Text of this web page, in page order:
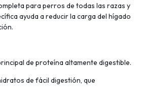
para perros de todas las razas y
ayuda a reducir la carga del hígado
de proteína altamente digestible.
de fácil digestión, que